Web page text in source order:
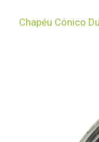
Chapéu Cónico